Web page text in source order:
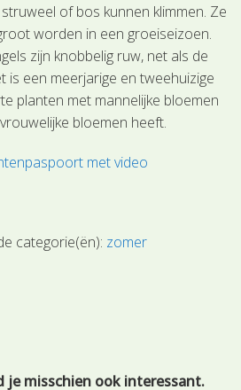
of bos kunnen klimmen. Ze
worden in een groeiseizoen.
zijn knobbelig ruw, net als de
is een meerjarige en tweehuizige
planten met mannelijke bloemen
bloemen heeft.
met video
categorie(ën): zomer
je misschien ook interessant.